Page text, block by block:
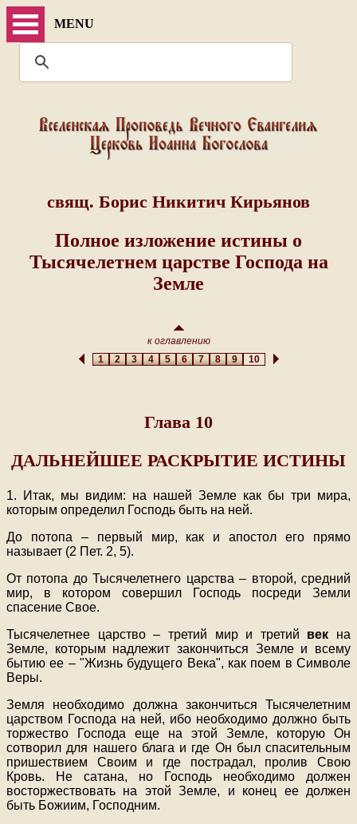
MENU
свящ. Борис Никитич Кирьянов
Полное изложение истины о
Тысячелетнем царстве Господа на
Земле
к оглавлению
123456789 10
Глава 10
ДАЛЬНЕЙШЕЕ РАСКРЫТИЕ ИСТИНЫ
1. Итак, мы видим: на нашей Земле как бы три мира,
которым определил Господь быть на ней.
До потопа – первый мир, как и апостол его прямо
называет (2 Пет. 2, 5).
От потопа до Тысячелетнего царства – второй, средний
мир, в котором совершил Господь посреди Земли
спасение Свое.
Тысячелетнее царство – третий мир и третий век на
Земле, которым надлежит закончиться Земле и всему
бытию ее – "Жизнь будущего Века", как поем в Символе
Веры.
Земля необходимо должна закончиться Тысячелетним
царством Господа на ней, ибо необходимо должно быть
торжество Господа еще на этой Земле, которую Он
сотворил для нашего блага и где Он был спасительным
пришествием Своим и где пострадал, пролив Свою
Кровь. Не сатана, но Господь необходимо должен
восторжествовать на этой Земле, и конец ее должен
быть Божиим, Господним.